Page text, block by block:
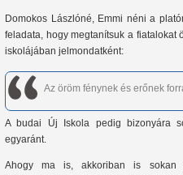
Domokos Lászlóné, Emmi néni a
feladata, hogy megtanítsuk a
iskolájában jelmondatként:
Az öröm fénynek és erőnek
A budai Új Iskola pedig bizonyára
egyaránt.
Ahogy ma is, akkoriban is sokan